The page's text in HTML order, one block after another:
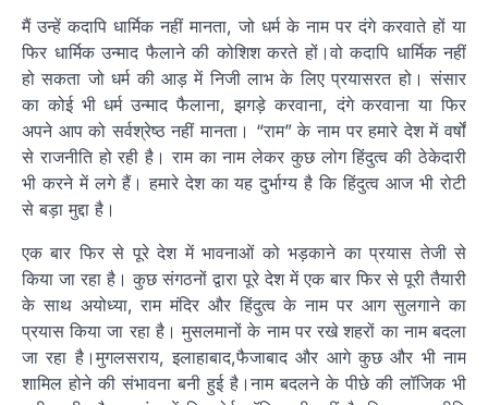
मैं उन्हें कदापि धार्मिक नहीं मानता, जो धर्म के नाम पर दंगे करवाते हों या
फिर धार्मिक उन्माद फैलाने की कोशिश करते हों।वो कदापि धार्मिक नहीं
हो सकता जो धर्म की आड़ में निजी लाभ के लिए प्रयासरत हो। संसार
का कोई भी धर्म उन्माद फैलाना, झगड़े करवाना, दंगे करवाना या फिर
अपने आप को सर्वश्रेष्ठ नहीं मानता। “राम” के नाम पर हमारे देश में वर्षों
से राजनीति हो रही है। राम का नाम लेकर कुछ लोग हिंदुत्व की ठेकेदारी
भी करने में लगे हैं। हमारे देश का यह दुर्भाग्य है कि हिंदुत्व आज भी रोटी
से बड़ा मुद्दा है।
एक बार फिर से पूरे देश में भावनाओं को भड़काने का प्रयास तेजी से
किया जा रहा है। कुछ संगठनों द्वारा पूरे देश में एक बार फिर से पूरी तैयारी
के साथ अयोध्या, राम मंदिर और हिंदुत्व के नाम पर आग सुलगाने का
प्रयास किया जा रहा है। मुसलमानों के नाम पर रखे शहरों का नाम बदला
जा रहा है।मुगलसराय, इलाहाबाद,फैजाबाद और आगे कुछ और भी नाम
शामिल होने की संभावना बनी हुई है।नाम बदलने के पीछे की लॉजिक भी